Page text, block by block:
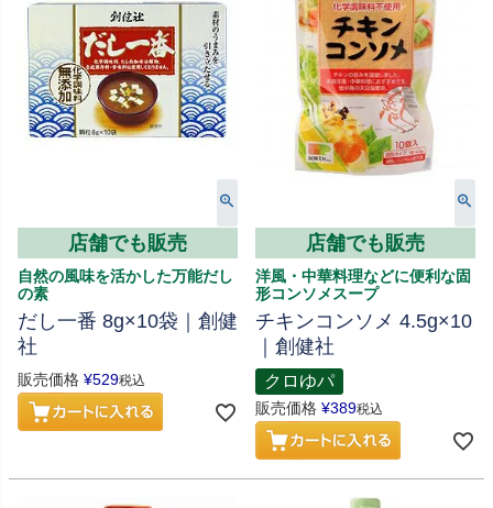
店舗でも販売
自然の風味を活かした万能だし
の素
だし一番 8g×10袋｜創健
社
販売価格 ¥529税込
店舗でも販売
洋風・中華料理などに便利な固
形コンソメスープ
チキンコンソメ 4.5g×10
｜創健社
クロゆパ
販売価格 ¥389税込